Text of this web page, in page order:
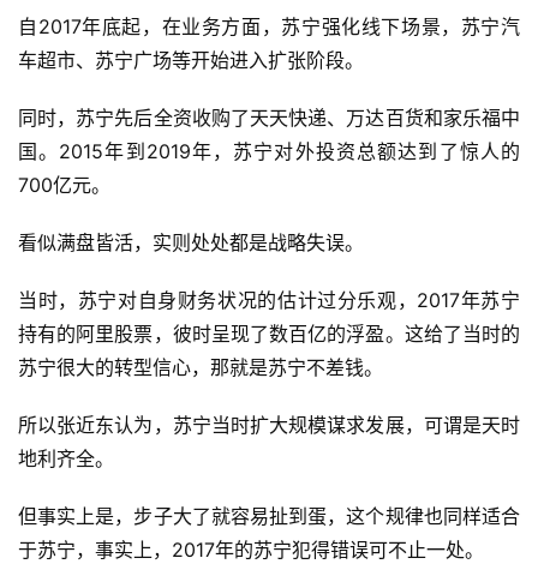
自2017年底起，在业务方面，苏宁强化线下场景，苏宁汽
车超市、苏宁广场等开始进入扩张阶段。
同时，苏宁先后全资收购了天天快递、万达百货和家乐福中
国。2015年到2019年，苏宁对外投资总额达到了惊人的
700亿元。
看似满盘皆活，实则处处都是战略失误。
当时，苏宁对自身财务状况的估计过分乐观，2017年苏宁
持有的阿里股票，彼时呈现了数百亿的浮盈。这给了当时的
苏宁很大的转型信心，那就是苏宁不差钱。
所以张近东认为，苏宁当时扩大规模谋求发展，可谓是天时
地利齐全。
但事实上是，步子大了就容易扯到蛋，这个规律也同样适合
于苏宁，事实上，2017年的苏宁犯得错误可不止一处。